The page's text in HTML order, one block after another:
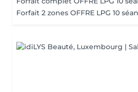
Forfait 2 zones OFFRE LPG 10